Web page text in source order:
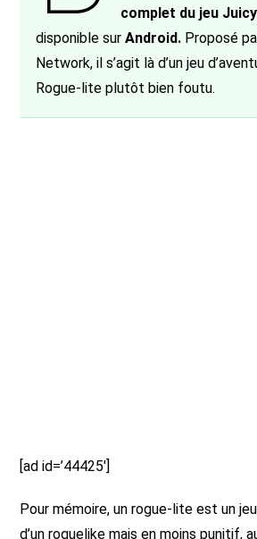
complet du jeu
disponible surAndroid. Proposé
Network, il s’agit là d’un jeu
Rogue-lite plutôt bien foutu.
[ad id=’44425′]
Pour mémoire, un rogue-lite est un
d’un roguelike mais en moins punitif,